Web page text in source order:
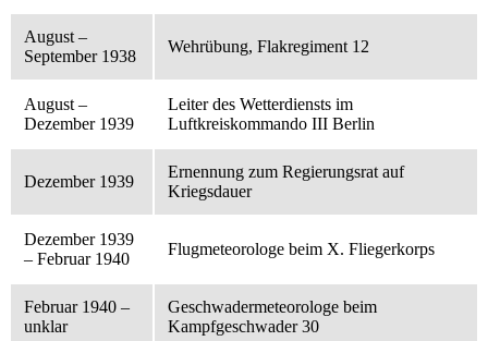
August –
September 1938
Wehrübung, Flakregiment 12
August –
Dezember 1939
Leiter des Wetterdiensts im
Luftkreiskommando III Berlin
Dezember 1939
Ernennung zum Regierungsrat auf
Kriegsdauer
Dezember 1939
– Februar 1940
Flugmeteorologe beim X. Fliegerkorps
Februar 1940 –
unklar
Geschwadermeteorologe beim
Kampfgeschwader 30